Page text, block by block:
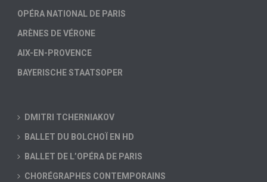
OPÉRA NATIONAL DE PARIS
ARÈNES DE VÉRONE
AIX-EN-PROVENCE
BAYERISCHE STAATSOPER
DMITRI TCHERNIAKOV
BALLET DU BOLCHOÏ EN HD
BALLET DE L’OPÉRA DE PARIS
CHORÉGRAPHES CONTEMPORAINS